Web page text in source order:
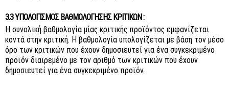
3.3 ΥΠΟΛΟΓΙΣΜΌΣ ΒΑΘΜΟΛΌΓΗΣΗΣ ΚΡΙΤΙΚΏΝ :
Η συνολική βαθμολογία μίας κριτικής προϊόντος εμφανίζεται
κοντά στην κριτική. Η βαθμολογία υπολογίζεται με βάση τον μέσο
όρο των κριτικών που έχουν δημοσιευτεί για ένα συγκεκριμένο
προϊόν διαιρεμένο με τον αριθμό των κριτικών που έχουν
δημοσιευτεί για ένα συγκεκριμένο προϊόν.